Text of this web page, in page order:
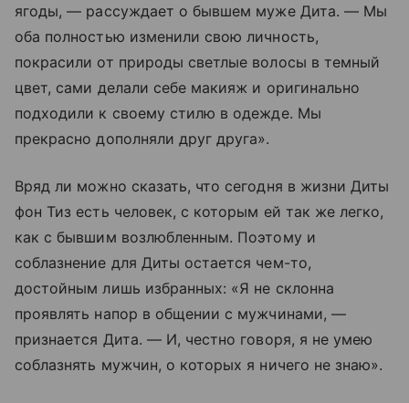
ягоды, — рассуждает о бывшем муже Дита. — Мы
оба полностью изменили свою личность,
покрасили от природы светлые волосы в темный
цвет, сами делали себе макияж и оригинально
подходили к своему стилю в одежде. Мы
прекрасно дополняли друг друга».
Вряд ли можно сказать, что сегодня в жизни Диты
фон Тиз есть человек, с которым ей так же легко,
как с бывшим возлюбленным. Поэтому и
соблазнение для Диты остается чем-то,
достойным лишь избранных: «Я не склонна
проявлять напор в общении с мужчинами, —
признается Дита. — И, честно говоря, я не умею
соблазнять мужчин, о которых я ничего не знаю».